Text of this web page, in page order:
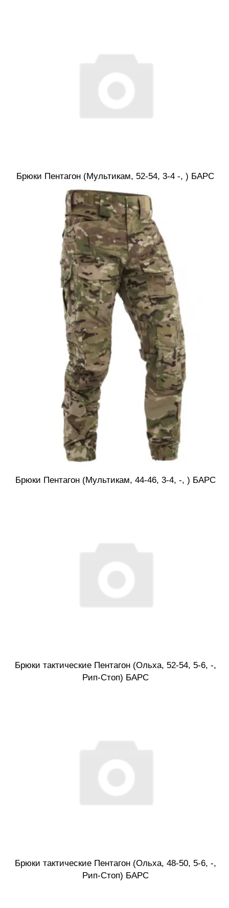
Брюки Пентагон (Мультикам, 52-54, 3-4 -, ) БАРС
Брюки Пентагон (Мультикам, 44-46, 3-4, -, ) БАРС
Брюки тактические Пентагон (Ольха, 52-54, 5-6, -,
Рип-Стоп) БАРС
Брюки тактические Пентагон (Ольха, 48-50, 5-6, -,
Рип-Стоп) БАРС